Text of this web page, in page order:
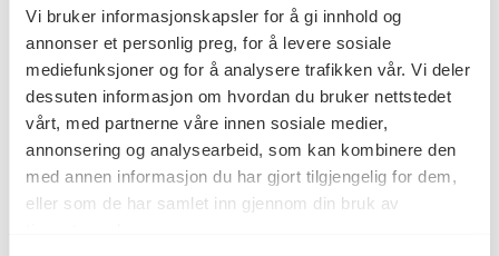
Vi bruker informasjonskapsler for å gi innhold og
annonser et personlig preg, for å levere sosiale
mediefunksjoner og for å analysere trafikken vår. Vi deler
dessuten informasjon om hvordan du bruker nettstedet
vårt, med partnerne våre innen sosiale medier,
annonsering og analysearbeid, som kan kombinere den
med annen informasjon du har gjort tilgjengelig for dem,
eller som de har samlet inn gjennom din bruk av
Postadresse
Postboks 6994
St. Olavs plass
0130 Oslo